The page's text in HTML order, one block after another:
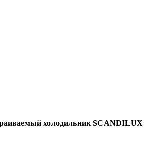
холодильник SCANDILUX